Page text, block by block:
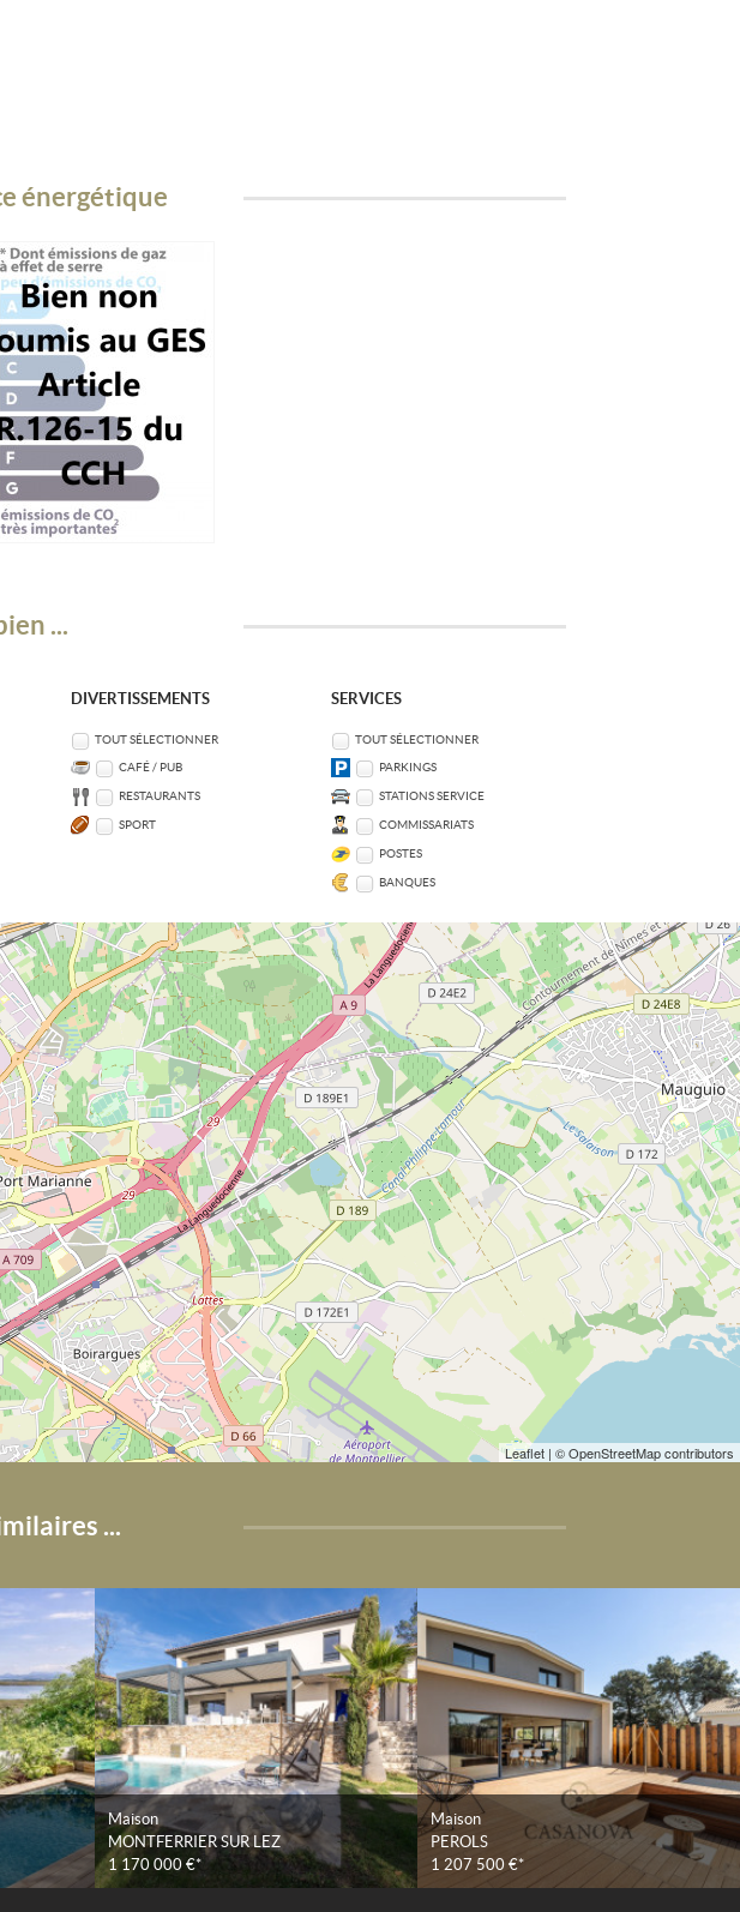
énergétique
...
DIVERTISSEMENTS
TOUT SÉLECTIONNER
CAFÉ / PUB
RESTAURANTS
SPORT
SERVICES
TOUT SÉLECTIONNER
PARKINGS
STATIONS SERVICE
COMMISSARIATS
POSTES
BANQUES
Leaflet | © OpenStreetMap contributors
...
Maison
MONTFERRIER SUR LEZ
1 170 000 €*
Maison
PEROLS
1 207 500 €*